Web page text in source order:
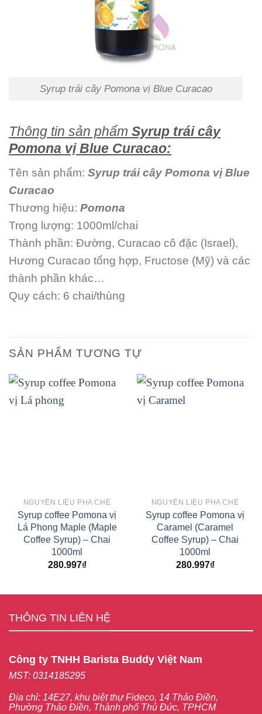
Syrup trái cây Pomona vị Blue Curacao
Thông tin sản phẩm Syrup trái cây
Pomona vị Blue Curacao:
Tên sản phẩm: Syrup trái cây Pomona vị Blue
Curacao
Thương hiệu: Pomona
Trọng lượng: 1000ml/chai
Thành phần: Đường, Curacao cô đặc (Israel),
Hương Curacao tổng hợp, Fructose (Mỹ) và các
thành phần khác…
Quy cách: 6 chai/thùng
SẢN PHẨM TƯƠNG TỰ
NGUYÊN LIỆU PHA CHẾ
Syrup coffee Pomona vị
Lá Phong Maple (Maple
Coffee Syrup) – Chai
1000ml
280.997₫
NGUYÊN LIỆU PHA CHẾ
Syrup coffee Pomona vị
Caramel (Caramel
Coffee Syrup) – Chai
1000ml
280.997₫
THÔNG TIN LIÊN HỆ
Công ty TNHH Barista Buddy Việt Nam
MST: 0314185295
Địa chỉ: 14E27, khu biệt thự Fideco, 14 Thảo Điền,
Phường Thảo Điền, Thành phố Thủ Đức, TPHCM